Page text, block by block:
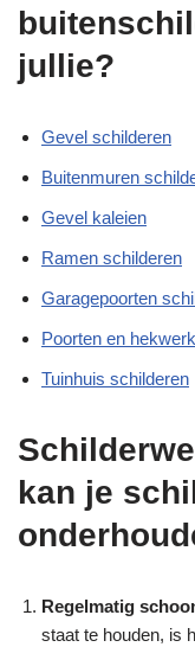
jullie?
Gevel schilderen
Buitenmuren
Gevel kaleien
Ramen schilderen
Garagepoorten
Poorten en
Tuinhuis schilderen
kan je
Regelmatig
staat te houden, is